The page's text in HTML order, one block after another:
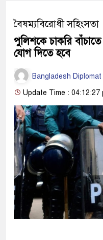
বৈষম্যবিরোধী সহিংসতা
পুলিশকে চাকরি
যোগ দিতে হবে
Bangladesh Diplomat
Update Time : 04:12:27